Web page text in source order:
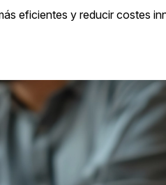
eficientes y reducir costes